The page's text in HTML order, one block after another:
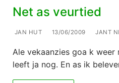
Net as veurtied
JAN HUT 13/06/2009 JANT
Ale vekaanzies goa k weer
leeft ja nog. En as ik